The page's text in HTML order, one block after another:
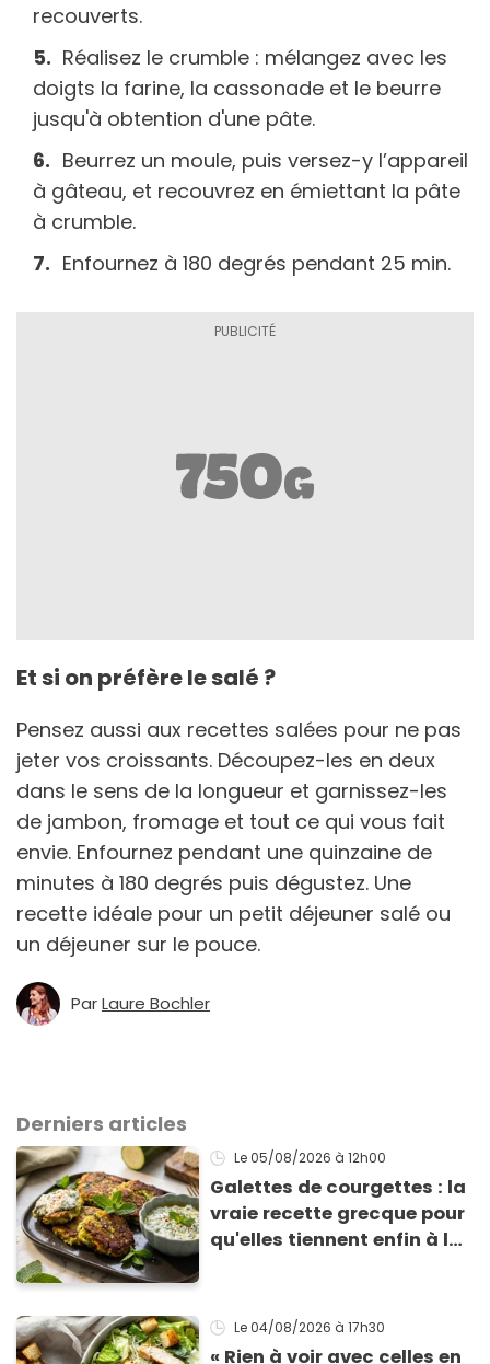
recouverts.
Réalisez le crumble : mélangez avec les
doigts la farine, la cassonade et le beurre
jusqu'à obtention d'une pâte.
Beurrez un moule, puis versez-y l’appareil
à gâteau, et recouvrez en émiettant la pâte
à crumble.
Enfournez à 180 degrés pendant 25 min.
Et si on préfère le salé ?
Pensez aussi aux recettes salées pour ne pas
jeter vos croissants. Découpez-les en deux
dans le sens de la longueur et garnissez-les
de jambon, fromage et tout ce qui vous fait
envie. Enfournez pendant une quinzaine de
minutes à 180 degrés puis dégustez. Une
recette idéale pour un petit déjeuner salé ou
un déjeuner sur le pouce.
ParLaure Bochler
Derniers articles
Le 05/08/2026 à 12h00
Galettes de courgettes : la
vraie recette grecque pour
qu'elles tiennent enfin à la
Le 04/08/2026 à 17h30
« Rien à voir avec celles en